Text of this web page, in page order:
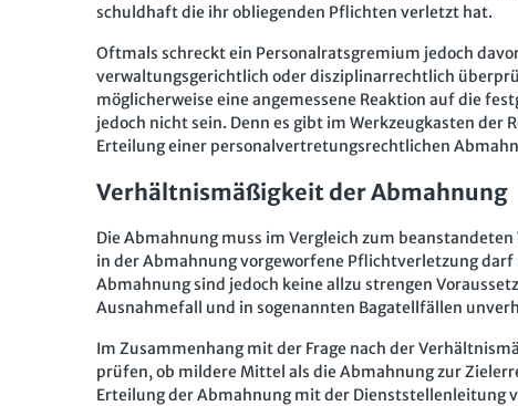
schuldhaft die ihr obliegenden Pflichten verletzt hat.
Oftmals schreckt ein Personalratsgremium jedoch
verwaltungsgerichtlich oder disziplinarrechtlich
möglicherweise eine angemessene Reaktion auf die
jedoch nicht sein. Denn es gibt im Werkzeugkasten
Erteilung einer personalvertretungsrechtlichen
Verhältnismäßigkeit der Abmahnung
Die Abmahnung muss im Vergleich zum
in der Abmahnung vorgeworfene Pflichtverletzung
Abmahnung sind jedoch keine allzu strengen
Ausnahmefall und in sogenannten Bagatellfällen
Im Zusammenhang mit der Frage nach der
prüfen, ob mildere Mittel als die Abmahnung zur
Erteilung der Abmahnung mit der Dienststellenleitung